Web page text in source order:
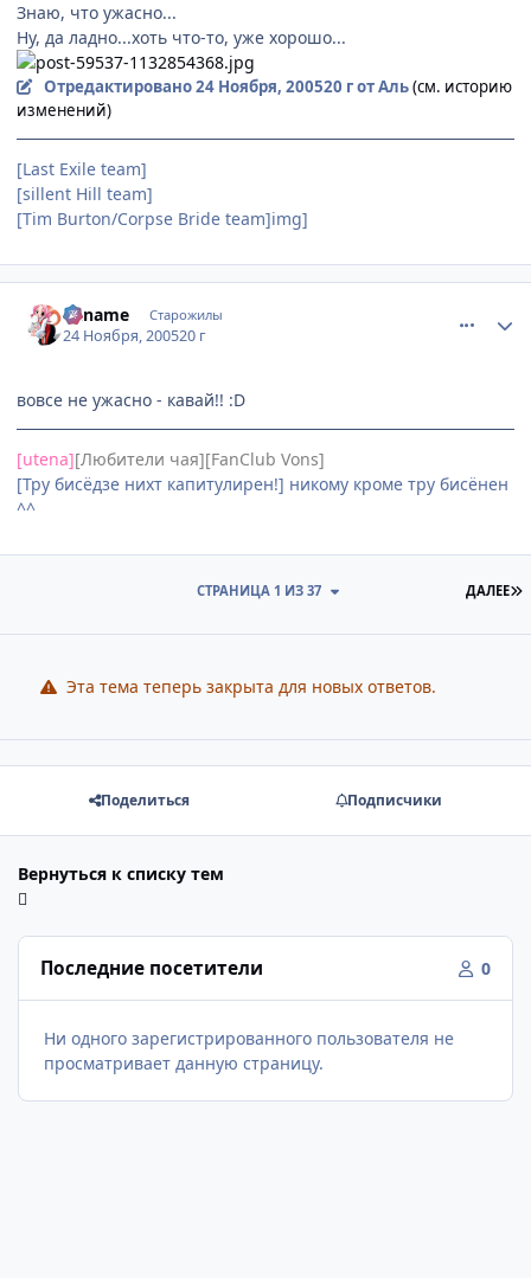
Знаю, что ужасно...
Ну, да ладно...хоть что-то, уже хорошо...
Отредактировано24 Ноября, 200520 гот Аль(см. историю
изменений)
[Last Exile team]
[sillent Hill team]
[Tim Burton/Сorpse Bride team]img]
Kaname Старожилы
24 Ноября, 200520 г
вовсе не ужасно - кавай!! :D
[utena][Любители чая][FanClub Vons]
[Тру бисёдзе нихт капитулирен!] никому кроме тру бисёнен
^^
ДАЛЕЕ
СТРАНИЦА 1 ИЗ 37
Эта тема теперь закрыта для новых ответов.
Поделиться Подписчики
Вернуться к списку тем
Последние посетители 0
Ни одного зарегистрированного пользователя не
просматривает данную страницу.